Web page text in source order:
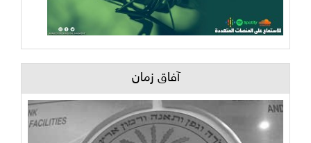
آفاق زمان